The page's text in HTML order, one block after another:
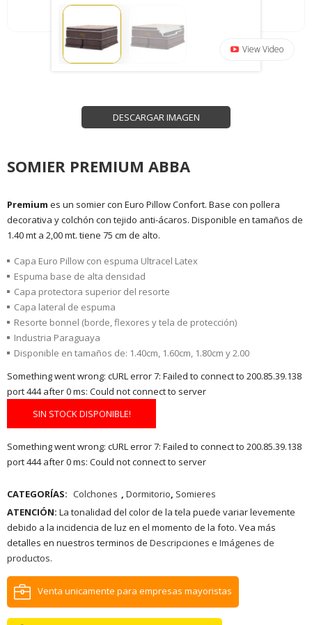
View Video
DESCARGAR IMAGEN
SOMIER PREMIUM ABBA
Premium es un somier con Euro Pillow Confort. Base con pollera
decorativa y colchón con tejido anti-ácaros. Disponible en tamaños de
1.40 mt a 2,00 mt. tiene 75 cm de alto.
Capa Euro Pillow con espuma Ultracel Latex
Espuma base de alta densidad
Capa protectora superior del resorte
Capa lateral de espuma
Resorte bonnel (borde, flexores y tela de protección)
Industria Paraguaya
Disponible en tamaños de: 1.40cm, 1.60cm, 1.80cm y 2.00
Something went wrong: cURL error 7: Failed to connect to 200.85.39.138
port 444 after 0 ms: Could not connect to server
SIN STOCK DISPONIBLE!
Something went wrong: cURL error 7: Failed to connect to 200.85.39.138
port 444 after 0 ms: Could not connect to server
CATEGORÍAS: Colchones , Dormitorio, Somieres
ATENCIÓN: La tonalidad del color de la tela puede variar levemente
debido a la incidencia de luz en el momento de la foto. Vea más
detalles en nuestros terminos de Descripciones e Imágenes de
productos.
Venta unicamente para empresas mayoristas